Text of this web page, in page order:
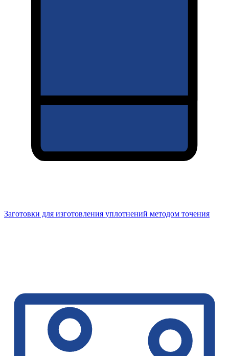
Заготовки для изготовления уплотнений методом точения